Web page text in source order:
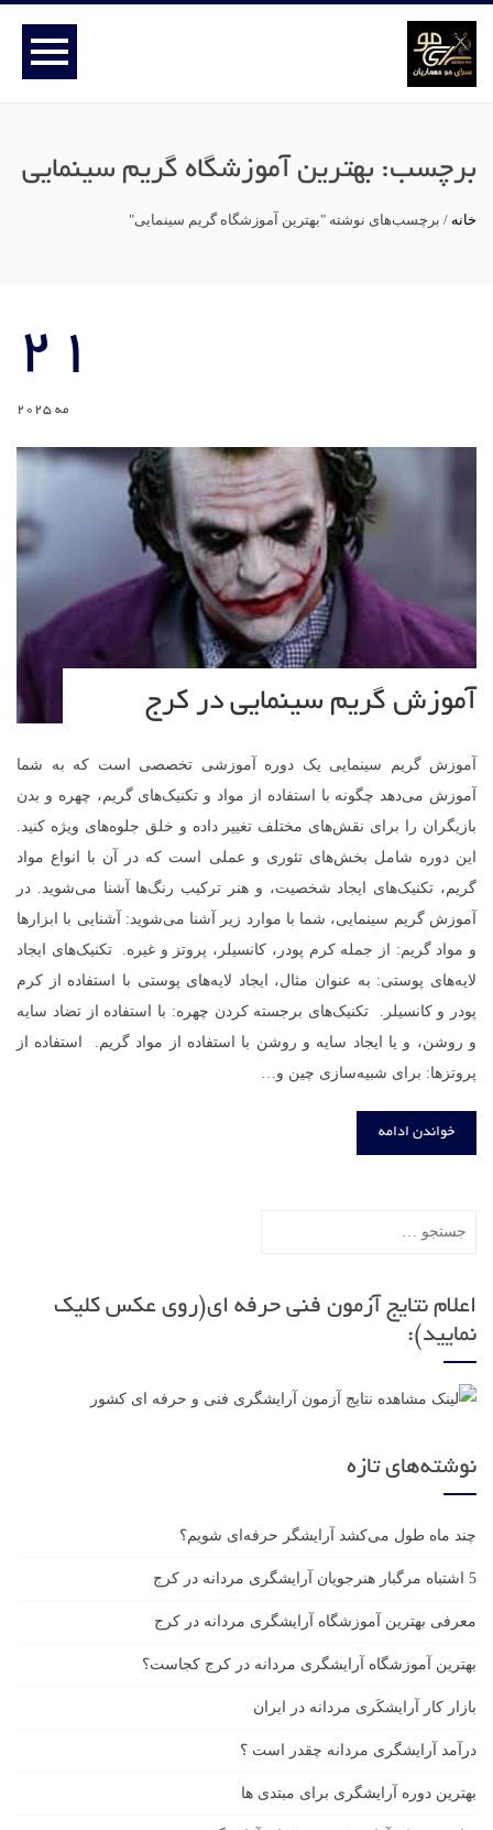
برچسب: بهترین آموزشگاه گریم سینمایی
خانه / برچسب‌های نوشته "بهترین آموزشگاه گریم سینمایی"
21
مه 2025
آموزش گریم سینمایی در کرج
آموزش گریم سینمایی یک دوره آموزشی تخصصی است که به شما
آموزش می‌دهد چگونه با استفاده از مواد و تکنیک‌های گریم، چهره و بدن
بازیگران را برای نقش‌های مختلف تغییر داده و خلق جلوه‌های ویژه کنید.
این دوره شامل بخش‌های تئوری و عملی است که در آن با انواع مواد
گریم، تکنیک‌های ایجاد شخصیت، و هنر ترکیب رنگ‌ها آشنا می‌شوید. در
آموزش گریم سینمایی، شما با موارد زیر آشنا می‌شوید: آشنایی با ابزارها
و مواد گریم: از جمله کرم پودر، کانسیلر، پروتز و غیره. تکنیک‌های ایجاد
لایه‌های پوستی: به عنوان مثال، ایجاد لایه‌های پوستی با استفاده از کرم
پودر و کانسیلر. تکنیک‌های برجسته کردن چهره: با استفاده از تضاد سایه
و روشن، و یا ایجاد سایه و روشن با استفاده از مواد گریم. استفاده از
پروتزها: برای شبیه‌سازی چین و…
خواندن ادامه
اعلام نتایج آزمون فنی حرفه ای(روی عکس کلیک
نمایید):
نوشته‌های تازه
چند ماه طول می‌کشد آرایشگر حرفه‌ای شویم؟
5 اشتباه مرگبار هنرجویان آرایشگری مردانه در کرج
معرفی بهترین آموزشگاه آرایشگری مردانه در کرج
بهترین آموزشگاه آرایشگری مردانه در کرج کجاست؟
بازار كار آرايشكَرى مردانه در ايران
درآمد آرایشگری مردانه چقدر است ؟
بهترین دوره آرایشگری برای مبتدی ها